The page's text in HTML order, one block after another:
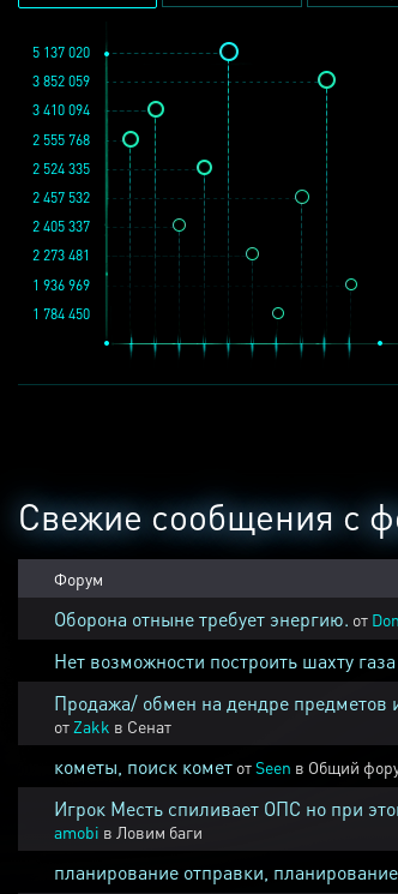
1 936 969
3 852 059
2 457 532
1 784 450
2 273 481
5 137 020
2 524 335
2 405 337
3 410 094
2 555 768
Свежие сообщения с
Форум
Оборона отныне требует энергию. от
Нет возможности построить шахту газа
Продажа/ обмен на дендре предметов
от Zakk в Сенат
кометы, поиск комет отSeen в Общий
Игрок Месть спиливает ОПС но при
amobi в Ловим баги
планирование отправки,